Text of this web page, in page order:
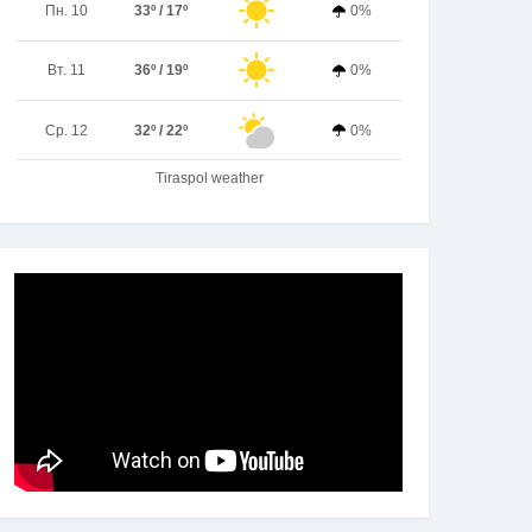
Пн. 10 33º / 17º 0%
Вт. 11 36º / 19º 0%
Ср. 12 32º / 22º 0%
Tiraspol weather